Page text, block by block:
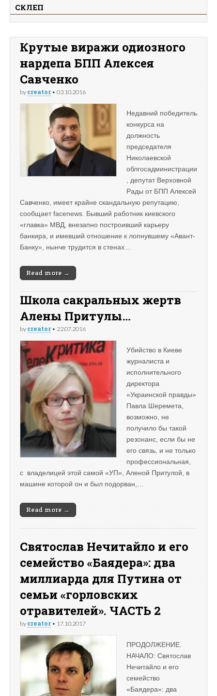
СКЛЕП
Крутые виражи одиозного
нардепа БПП Алексея
Савченко
by creator• 03.10.2016
Недавний победитель
конкурса на
должность
председателя
Николаевской
облгосадминистрации
, депутат Верховной
Рады от БПП Алексей
Савченко, имеет крайне скандальную репутацию,
сообщает facenews. Бывший работник киевского
«главка» МВД, внезапно построивший карьеру
банкира, и имевший отношение к лопнувшему «Авант-
Банку», нынче трудится в стенах…
Read more →
Школа сакральных жертв
Алены Притулы…
by creator• 22.07.2016
Убийство в Киеве
журналиста и
исполнительного
директора
«Украинской правды»
Павла Шеремета,
возможно, не
получило бы такой
резонанс, если бы не
его связь, и не только
профессиональная,
с владелицей этой самой «УП», Аленой Притулой, в
машине которой он и был подорван,…
Read more →
Святослав Нечитайло и его
семейство «Баядера»: два
миллиарда для Путина от
семьи «горловских
отравителей». ЧАСТЬ 2
by creator• 17.10.2017
ПРОДОЛЖЕНИЕ.
НАЧАЛО: Святослав
Нечитайло и его
семейство
«Баядера»: два